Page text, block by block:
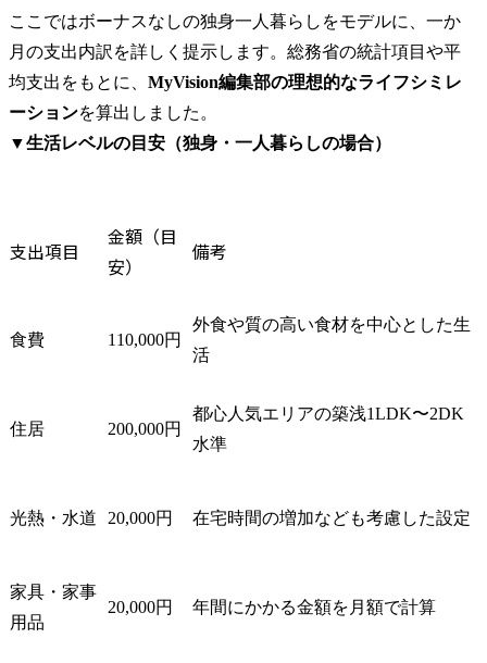
・知的財産活動の強化・
最適化(相談対応のAI化・
DX化等、法務・知財にお
ける当社事業支援・貢献
のための各種施策の企
画・立案・実施等)
・国内外の知財業務対応
・知財紛争対応・管理(知
的財産権の活用、権利侵
害の予防やトラブル等に
支援、相談対応等)
主な仕事の概要
ベンチャーの立ち上げ段
階から、知的財産担当者
行・検証を通じて事業成
携により、事業特性に応
じた最適な知財戦略を立
ここではボーナスなしの独身一人暮らしをモデルに、一か
月の支出内訳を詳しく提示します。総務省の統計項目や平
均支出をもとに、 MyVision編集部の理想的なライフシミレ
ーションを算出しました。
▼生活レベルの目安（独身・一人暮らしの場合）
支出項目
金額（目
安）
備考
食費 110,000円
外食や質の高い食材を中心とした生
活
住居 200,000円
都心人気エリアの築浅1LDK〜2DK
水準
光熱・水道 20,000円 在宅時間の増加なども考慮した設定
家具・家事
用品
20,000円 年間にかかる金額を月額で計算